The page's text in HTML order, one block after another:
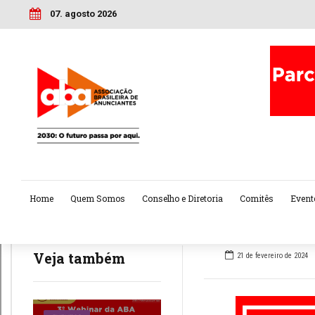
07. agosto 2026
Home Quem Somos Conselho e Diretoria Comitês
Veja também 21 de fevereiro de 2024